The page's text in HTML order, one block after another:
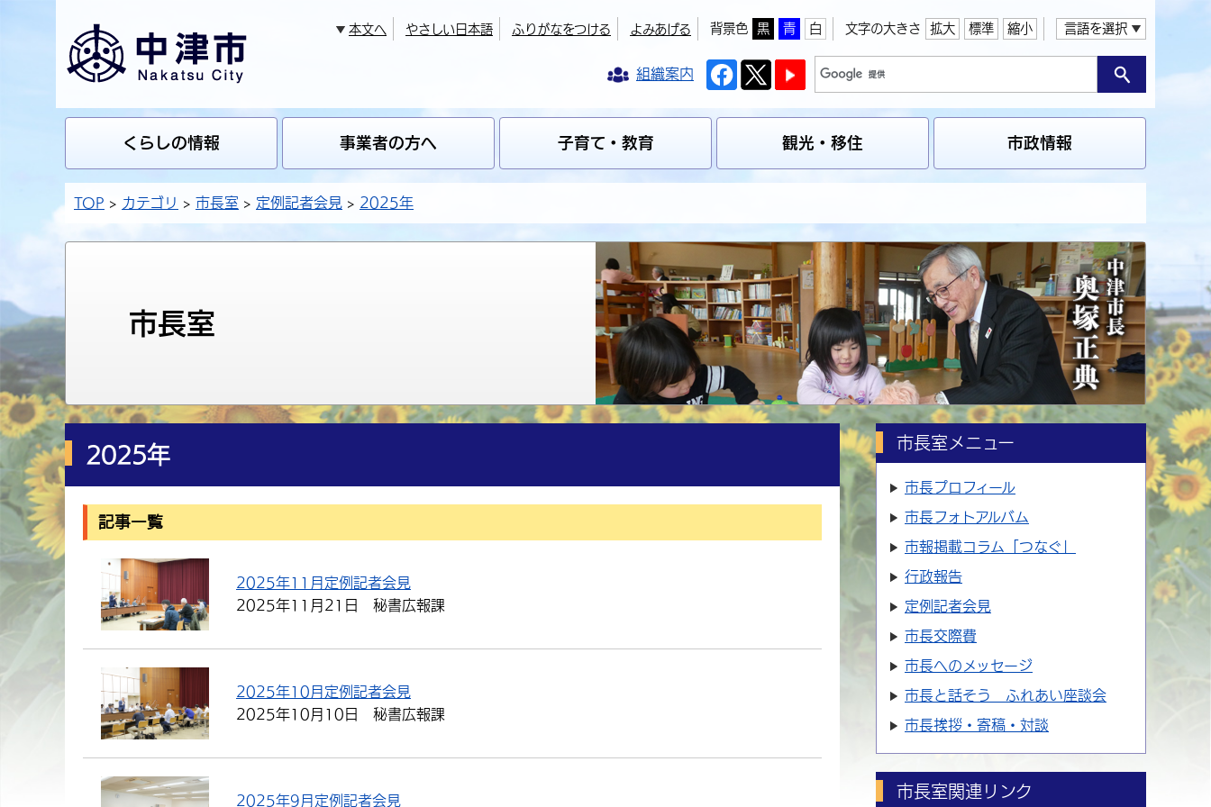
本文へ やさしい日本語 ふりがなをつける よみあげる 背景色 黒 青 白 文字の大きさ 拡大 標準 縮小 言語を選択
組織案内
くらしの情報 事業者の方へ 子育て・教育 観光・移住 市政情報
TOP カテゴリ 市長室 定例記者会見 2025年
市長室
2025年
記事一覧
2025年11月定例記者会見
2025年11月21日
秘書広報課
2025年10月定例記者会見
2025年10月10日
秘書広報課
2025年9月定例記者会見
市長室メニュー
市長プロフィール
市長フォトアルバム
市報掲載コラム「つなぐ」
行政報告
定例記者会見
市長交際費
市長へのメッセージ
市長と話そう ふれあい座談会
市長挨拶・寄稿・対談
市長室関連リンク